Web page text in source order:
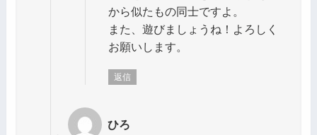
から似たもの同士ですよ。
また、遊びましょうね！よろしく
お願いします。
返信
ひろ